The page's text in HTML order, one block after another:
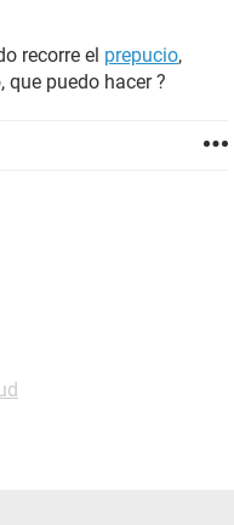
recorre el prepucio,
puedo hacer ?